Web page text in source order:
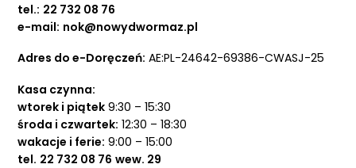
tel.: 22 732 08 76
e-mail: nok@nowydwormaz.pl
Adres do e-Doręczeń: AE:PL-24642-69386-CWASJ-25
Kasa czynna:
wtorek i piątek9:30 – 15:30
środa i czwartek: 12:30 – 18:30
wakacje i ferie: 9:00 – 15:00
tel. 22 732 08 76 wew. 29